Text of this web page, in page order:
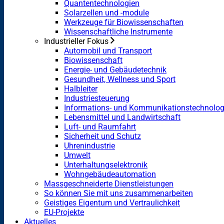
Quantentechnologien
Solarzellen und -module
Werkzeuge für Biowissenschaften
Wissenschaftliche Instrumente
Industrieller Fokus
Automobil und Transport
Biowissenschaft
Energie- und Gebäudetechnik
Gesundheit, Wellness und Sport
Halbleiter
Industriesteuerung
Informations- und
Lebensmittel und Landwirtschaft
Luft- und Raumfahrt
Sicherheit und Schutz
Uhrenindustrie
Umwelt
Unterhaltungselektronik
Wohngebäudeautomation
Massgeschneiderte Dienstleistungen
So können Sie mit uns zusammenarbeiten
Geistiges Eigentum und Vertraulichkeit
EU-Projekte
Aktuelles